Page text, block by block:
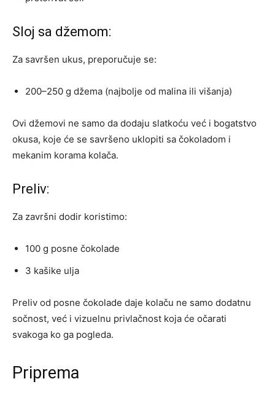
Sloj sa džemom:
Za savršen ukus, preporučuje se:
200–250 g džema (najbolje od malina ili višanja)
Ovi džemovi ne samo da dodaju slatkoću već i bogatstvo
okusa, koje će se savršeno uklopiti sa čokoladom i
mekanim korama kolača.
Preliv:
Za završni dodir koristimo:
100 g posne čokolade
3 kašike ulja
Preliv od posne čokolade daje kolaču ne samo dodatnu
sočnost, već i vizuelnu privlačnost koja će očarati
svakoga ko ga pogleda.
Priprema